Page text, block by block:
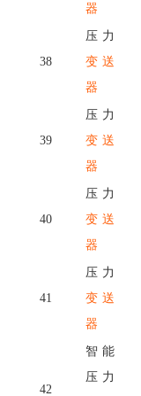
器
38
压力
变送
器
39
压力
变送
器
40
压力
变送
器
41
压力
变送
器
42
智能
压力